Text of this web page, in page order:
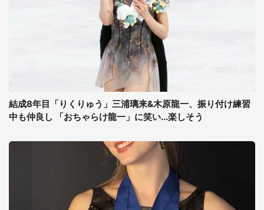
結成8年目「りくりゅう」三浦璃来&木原龍一、振り付け練習
中も仲良し 「おちゃらけ龍一」に笑い...楽しそう